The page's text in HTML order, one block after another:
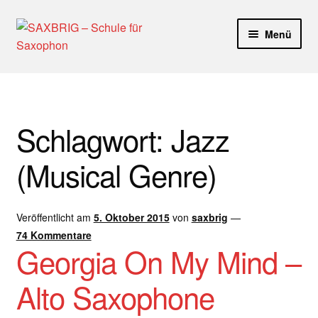
Zur
Navigation
Zum
Inhalt
Menü
Aktuelle Blog Artikel
ANMELDUNG
Dankeschön – Impro Basic Downloads (Youtube)
Datenschutz
Disclaimer
Schlagwort: Jazz
(Musical Genre)
Veröffentlicht am 5. Oktober 2015 von saxbrig —
74 Kommentare
Georgia On My Mind –
Alto Saxophone